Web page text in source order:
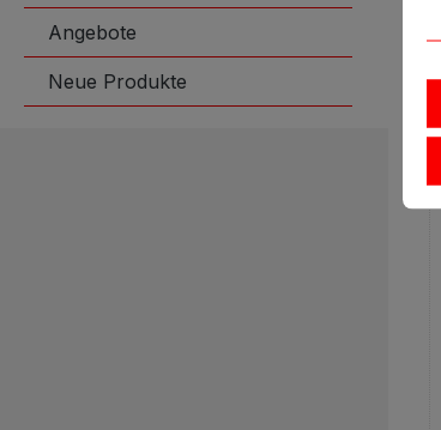
Angebote
Neue Produkte